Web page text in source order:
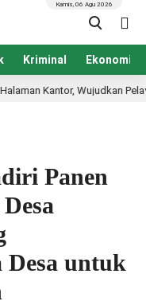
Kriminal Ekonomi
Kamis, 06 Agu 2026
Wujudkan Pelayanan
Panen
Desa untuk